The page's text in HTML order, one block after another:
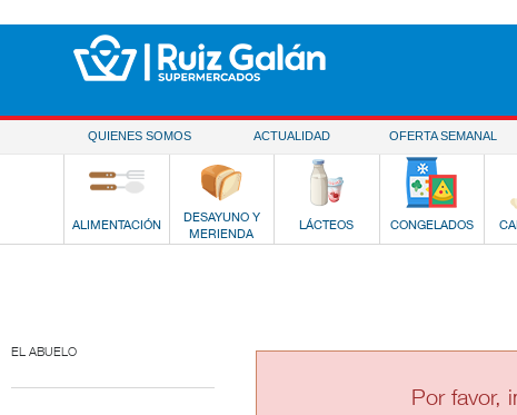
QUIENES SOMOS ACTUALIDAD OFERTA SEMANAL
ALIMENTACIÓN
DESAYUNO Y
MERIENDA
LÁCTEOS CONGELADOS
EL ABUELO
Por favor,